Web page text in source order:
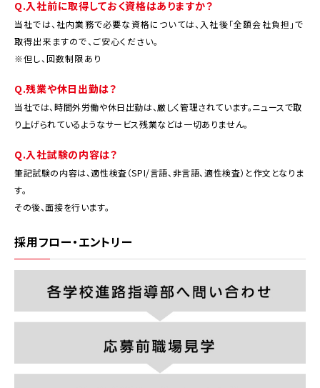
Q.入社前に取得しておく資格はありますか？
当社では、社内業務で必要な資格については、入社後「全額会社負担」で
取得出来ますので、ご安心ください。
※但し、回数制限あり
Q.残業や休日出勤は？
当社では、時間外労働や休日出勤は、厳しく管理されています。ニュースで取
り上げられているようなサービス残業などは一切ありません。
Q.入社試験の内容は？
筆記試験の内容は、適性検査（SPI/言語、非言語、適性検査）と作文となりま
す。
その後、面接を行います。
採用フロー・エントリー